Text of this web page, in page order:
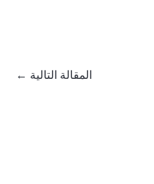
المقالة التالية ←